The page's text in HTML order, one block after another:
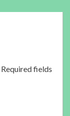
Required fields